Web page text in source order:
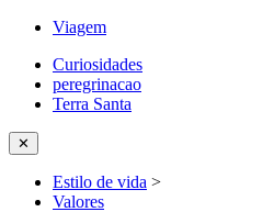
Viagem
Curiosidades
peregrinacao
Terra Santa
✕
Estilo de vida >
Valores